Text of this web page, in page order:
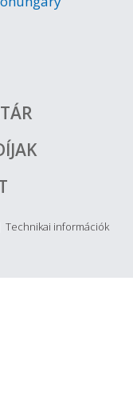
Technikai információk